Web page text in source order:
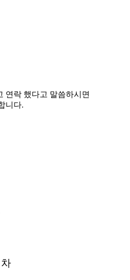
연락 했다고 말씀하시면
니다.